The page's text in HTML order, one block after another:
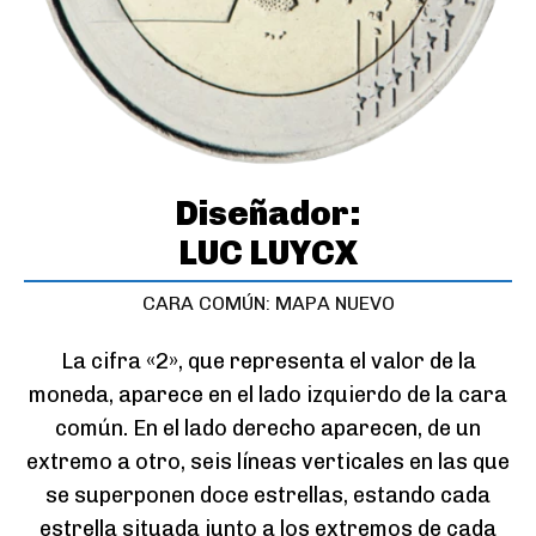
Diseñador:
LUC LUYCX
CARA COMÚN: MAPA NUEVO
La cifra «2», que representa el valor de la
moneda, aparece en el lado izquierdo de la cara
común. En el lado derecho aparecen, de un
extremo a otro, seis líneas verticales en las que
se superponen doce estrellas, estando cada
estrella situada junto a los extremos de cada